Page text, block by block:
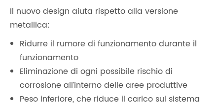
Il nuovo design aiuta rispetto alla versione
metallica:
Ridurre il rumore di funzionamento durante il
funzionamento
Eliminazione di ogni possibile rischio di
corrosione all’interno delle aree produttive
Peso inferiore, che riduce il carico sul sistema